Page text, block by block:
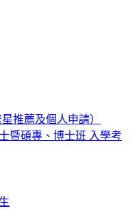
推薦及個人申請）
暨碩專、博士班 入學考